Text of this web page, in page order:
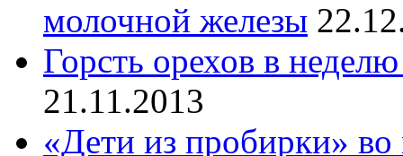
молочной железы
Горсть орехов в
21.11.2013
«Дети из пробирки» во